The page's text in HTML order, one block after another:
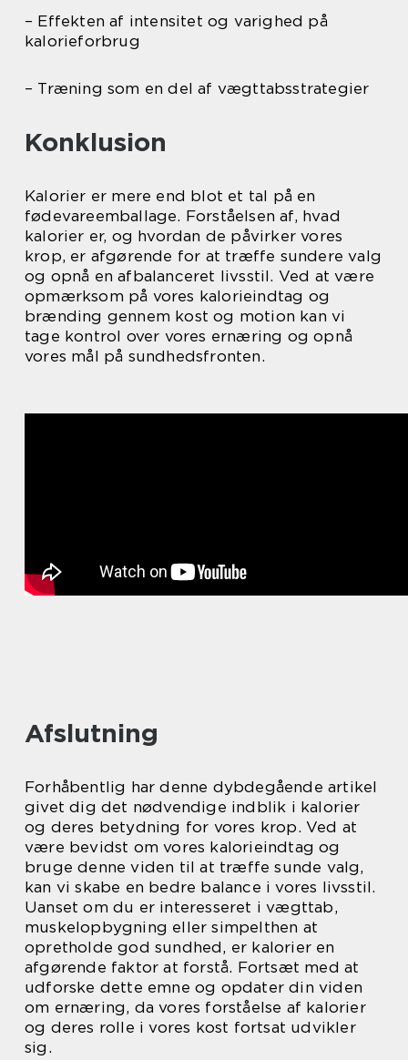
– Effekten af intensitet og varighed på
kalorieforbrug
– Træning som en del af vægttabsstrategier
Konklusion
Kalorier er mere end blot et tal på en
fødevareemballage. Forståelsen af, hvad
kalorier er, og hvordan de påvirker vores
krop, er afgørende for at træffe sundere valg
og opnå en afbalanceret livsstil. Ved at være
opmærksom på vores kalorieindtag og
brænding gennem kost og motion kan vi
tage kontrol over vores ernæring og opnå
vores mål på sundhedsfronten.
Afslutning
Forhåbentlig har denne dybdegående artikel
givet dig det nødvendige indblik i kalorier
og deres betydning for vores krop. Ved at
være bevidst om vores kalorieindtag og
bruge denne viden til at træffe sunde valg,
kan vi skabe en bedre balance i vores livsstil.
Uanset om du er interesseret i vægttab,
muskelopbygning eller simpelthen at
opretholde god sundhed, er kalorier en
afgørende faktor at forstå. Fortsæt med at
udforske dette emne og opdater din viden
om ernæring, da vores forståelse af kalorier
og deres rolle i vores kost fortsat udvikler
sig.